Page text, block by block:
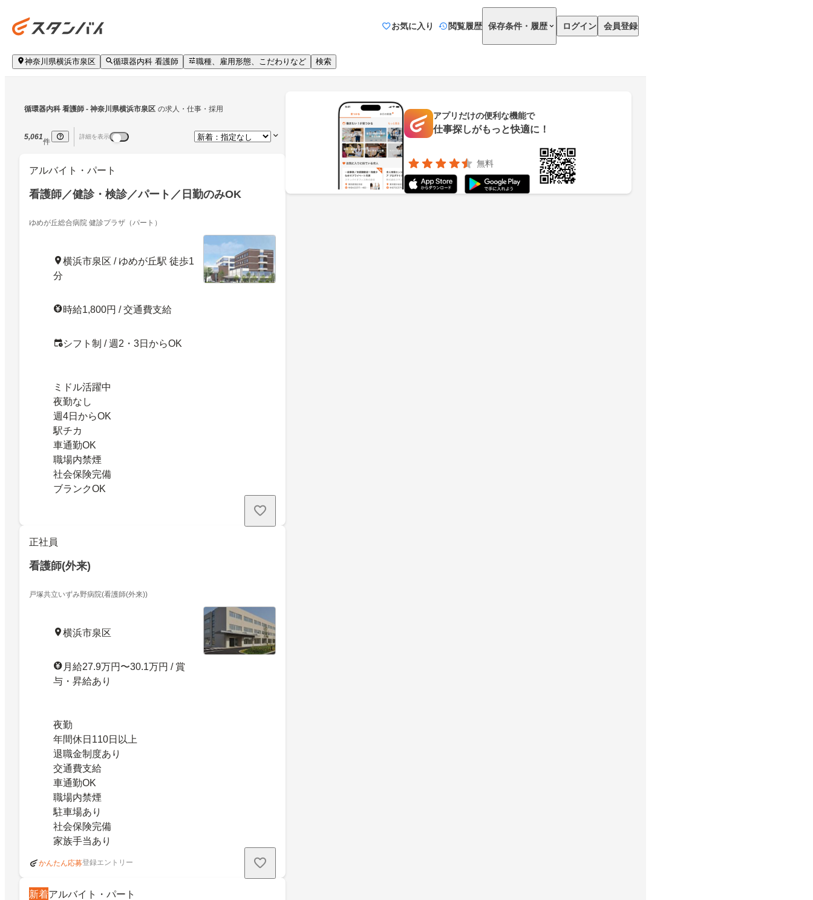
お気に入り 閲覧履歴 保存条件・履歴 ログイン 会員登録
神奈川県横浜市泉区 循環器内科 看護師 職種、雇用形態、こだわりなど 検索
循環器内科 看護師 - 神奈川県横浜市泉区 の求人・仕事・採用
5,061
件
詳細を表示
アルバイト・パート
看護師／健診・検診／パート／日勤のみOK
ゆめが丘総合病院 健診プラザ（パート）
横浜市泉区 / ゆめが丘駅 徒歩1
分
時給1,800円 / 交通費支給
シフト制 / 週2・3日からOK
ミドル活躍中
夜勤なし
週4日からOK
駅チカ
車通勤OK
職場内禁煙
社会保険完備
ブランクOK
正社員
看護師(外来)
戸塚共立いずみ野病院(看護師(外来))
横浜市泉区
月給27.9万円〜30.1万円 / 賞
与・昇給あり
夜勤
年間休日110日以上
退職金制度あり
交通費支給
車通勤OK
職場内禁煙
駐車場あり
社会保険完備
家族手当あり
かんたん応募登録エントリー
新着アルバイト・パート
アプリだけの便利な機能で
仕事探しがもっと快適に！
無料